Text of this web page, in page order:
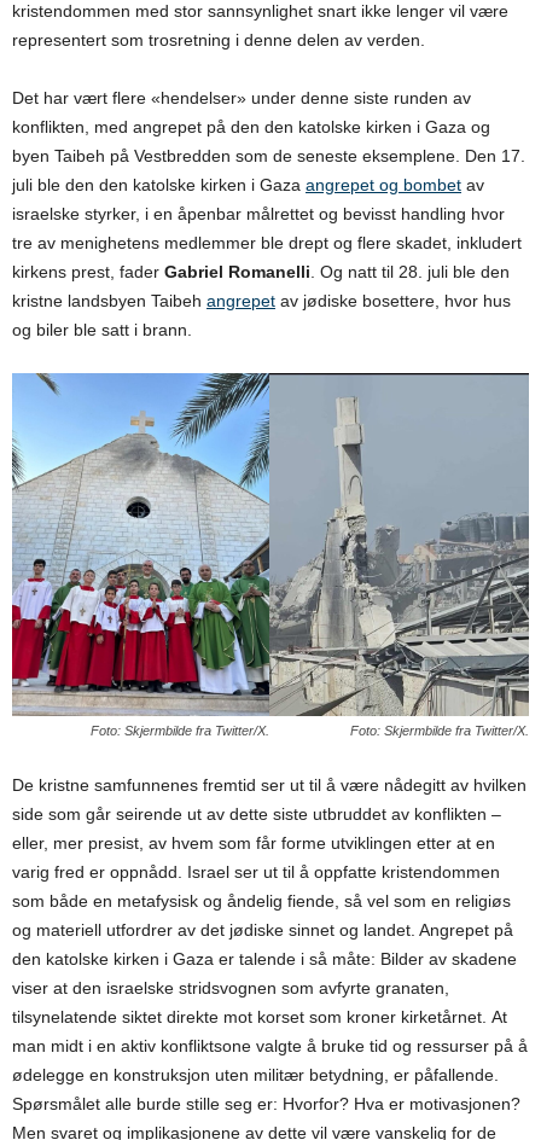
kristendommen med stor sannsynlighet snart ikke lenger vil være
representert som trosretning i denne delen av verden.
Det har vært flere «hendelser» under denne siste runden av
konflikten, med angrepet på den den katolske kirken i Gaza og
byen Taibeh på Vestbredden som de seneste eksemplene. Den 17.
juli ble den den katolske kirken i Gaza angrepet og bombet av
israelske styrker, i en åpenbar målrettet og bevisst handling hvor
tre av menighetens medlemmer ble drept og flere skadet, inkludert
kirkens prest, fader Gabriel Romanelli . Og natt til 28. juli ble den
kristne landsbyen Taibeh angrepet av jødiske bosettere, hvor hus
og biler ble satt i brann.
Foto: Skjermbilde fra Twitter/X. Foto: Skjermbilde fra Twitter/X.
De kristne samfunnenes fremtid ser ut til å være nådegitt av hvilken
side som går seirende ut av dette siste utbruddet av konflikten –
eller, mer presist, av hvem som får forme utviklingen etter at en
varig fred er oppnådd. Israel ser ut til å oppfatte kristendommen
som både en metafysisk og åndelig fiende, så vel som en religiøs
og materiell utfordrer av det jødiske sinnet og landet. Angrepet på
den katolske kirken i Gaza er talende i så måte: Bilder av skadene
viser at den israelske stridsvognen som avfyrte granaten,
tilsynelatende siktet direkte mot korset som kroner kirketårnet. At
man midt i en aktiv konfliktsone valgte å bruke tid og ressurser på å
ødelegge en konstruksjon uten militær betydning, er påfallende.
Spørsmålet alle burde stille seg er: Hvorfor? Hva er motivasjonen?
Men svaret og implikasjonene av dette vil være vanskelig for de